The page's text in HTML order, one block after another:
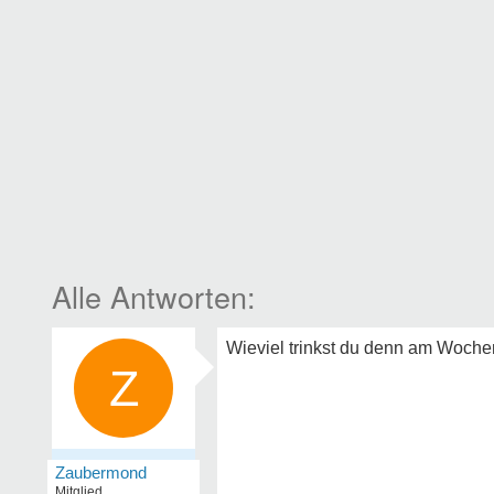
Z
Zaubermond
Wieviel trinkst du denn am